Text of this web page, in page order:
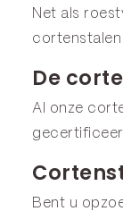
Net als
De
Al onze
Bent u